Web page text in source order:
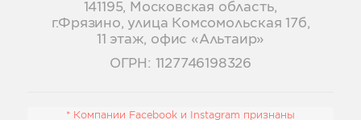
141195, Московская область,
г.Фрязино, улица Комсомольская 17б,
11 этаж, офис «Альтаир»
ОГРН: 1127746198326
* Компании Facebook и Instagram признаны